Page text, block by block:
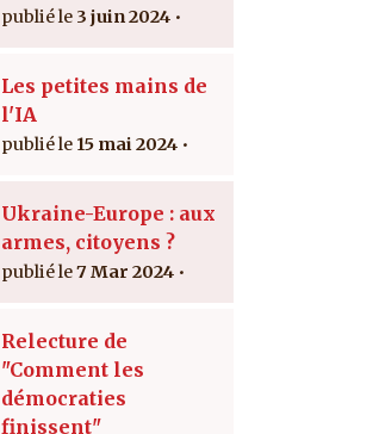
3 juin 2024
Les petites mains de
l'IA
15 mai 2024
Ukraine-Europe : aux
armes, citoyens ?
7 Mar 2024
Relecture de
"Comment les
démocraties
finissent"